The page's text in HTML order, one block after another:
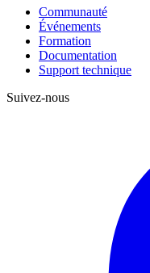
Communauté
Événements
Formation
Documentation
Support technique
Suivez-nous